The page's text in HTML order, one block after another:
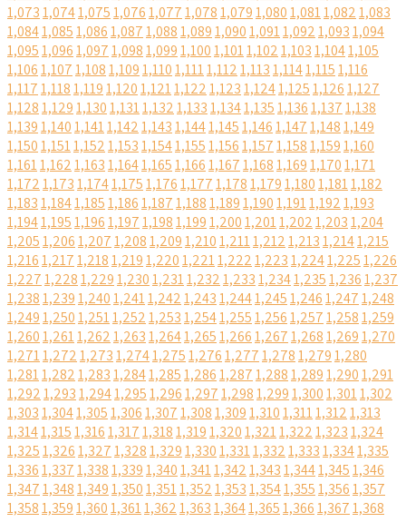
1,0731,0741,0751,0761,0771,0781,0791,0801,0811,0821,083
1,0841,0851,0861,0871,0881,0891,0901,0911,0921,0931,094
1,0951,0961,0971,0981,0991,1001,1011,1021,1031,1041,105
1,1061,1071,1081,1091,1101,1111,1121,1131,1141,1151,116
1,1171,1181,1191,1201,1211,1221,1231,1241,1251,1261,127
1,1281,1291,1301,1311,1321,1331,1341,1351,1361,1371,138
1,1391,1401,1411,1421,1431,1441,1451,1461,1471,1481,149
1,1501,1511,1521,1531,1541,1551,1561,1571,1581,1591,160
1,1611,1621,1631,1641,1651,1661,1671,1681,1691,1701,171
1,1721,1731,1741,1751,1761,1771,1781,1791,1801,1811,182
1,1831,1841,1851,1861,1871,1881,1891,1901,1911,1921,193
1,1941,1951,1961,1971,1981,1991,2001,2011,2021,2031,204
1,2051,2061,2071,2081,2091,2101,2111,2121,2131,2141,215
1,2161,2171,2181,2191,2201,2211,2221,2231,2241,2251,226
1,2271,2281,2291,2301,2311,2321,2331,2341,2351,2361,237
1,2381,2391,2401,2411,2421,2431,2441,2451,2461,2471,248
1,2491,2501,2511,2521,2531,2541,2551,2561,2571,2581,259
1,2601,2611,2621,2631,2641,2651,2661,2671,2681,2691,270
1,2711,2721,2731,2741,2751,2761,2771,2781,2791,280
1,2811,2821,2831,2841,2851,2861,2871,2881,2891,2901,291
1,2921,2931,2941,2951,2961,2971,2981,2991,3001,3011,302
1,3031,3041,3051,3061,3071,3081,3091,3101,3111,3121,313
1,3141,3151,3161,3171,3181,3191,3201,3211,3221,3231,324
1,3251,3261,3271,3281,3291,3301,3311,3321,3331,3341,335
1,3361,3371,3381,3391,3401,3411,3421,3431,3441,3451,346
1,3471,3481,3491,3501,3511,3521,3531,3541,3551,3561,357
1,3581,3591,3601,3611,3621,3631,3641,3651,3661,3671,368